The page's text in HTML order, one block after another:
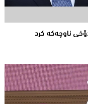
ناوچه‌كه‌ كرد